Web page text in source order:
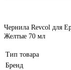
Чернила Revcol для
Желтые 70 мл
Тип товара
Бренд